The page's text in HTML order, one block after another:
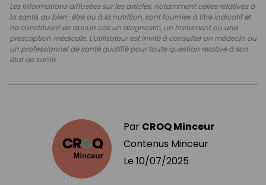
Les informations diffusées sur les articles, notamment celles relatives à
la santé, au bien-être ou à la nutrition, sont fournies à titre indicatif et
ne constituent en aucun cas un diagnostic, un traitement ou une
prescription médicale. L'utilisateur est invité à consulter un médecin ou
un professionnel de santé qualifié pour toute question relative à son
état de santé.
Par CROQ Minceur
Contenus Minceur
Le 10/07/2025